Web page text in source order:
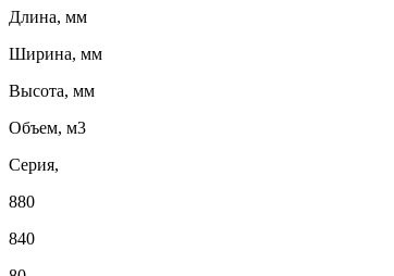
Длина, мм
Ширина, мм
Высота, мм
Объем, м3
Серия,
880
840